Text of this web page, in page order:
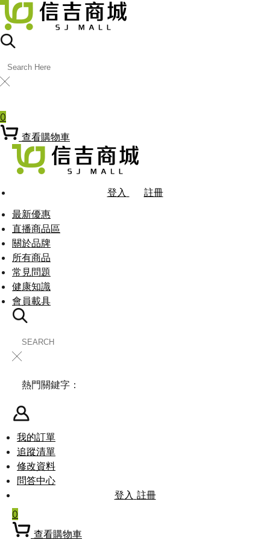
╳
0
查看購物車
登入
註冊
最新優惠
直播商品區
關於品牌
所有商品
常見問題
健康知識
會員載具
╳
熱門關鍵字：
我的訂單
追蹤清單
修改資料
問答中心
登入 註冊
0
查看購物車